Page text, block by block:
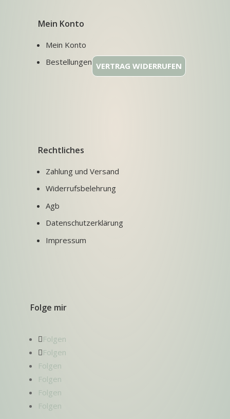
Mein Konto
Mein Konto
Bestellungen VERTRAG WIDERRUFEN
Rechtliches
Zahlung und Versand
Widerrufsbelehrung
Agb
Datenschutzerklärung
Impressum
Folge mir
Folgen
Folgen
Folgen
Folgen
Folgen
Folgen